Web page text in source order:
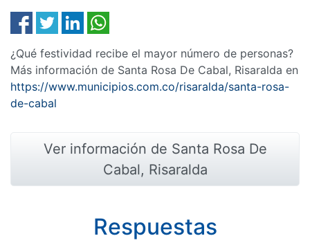
¿Qué festividad recibe el mayor número de personas?
Más información de Santa Rosa De Cabal, Risaralda en
https://www.municipios.com.co/risaralda/santa-rosa-
de-cabal
Ver información de Santa Rosa De
Cabal, Risaralda
Respuestas